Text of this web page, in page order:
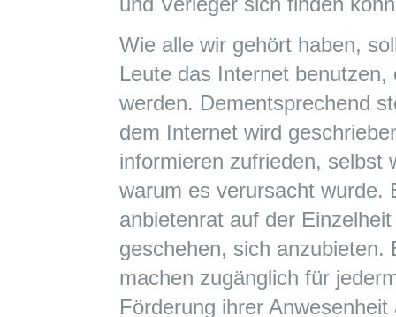
Wie alle wir gehört haben,
Leute das Internet
werden. Dementsprechend
dem Internet wird
informieren zufrieden, selbst
warum es verursacht wurde.
anbietenrat auf der
geschehen, sich anzubieten.
machen zugänglich für
Förderung ihrer